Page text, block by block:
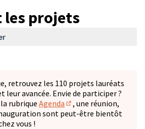
les projets
retrouvez les 110 projets lauréats
leur avancée. Envie de participer ?
rubrique Agenda
(S'ouvre dans un
, une réunion,
sont peut-être bientôt
vous !